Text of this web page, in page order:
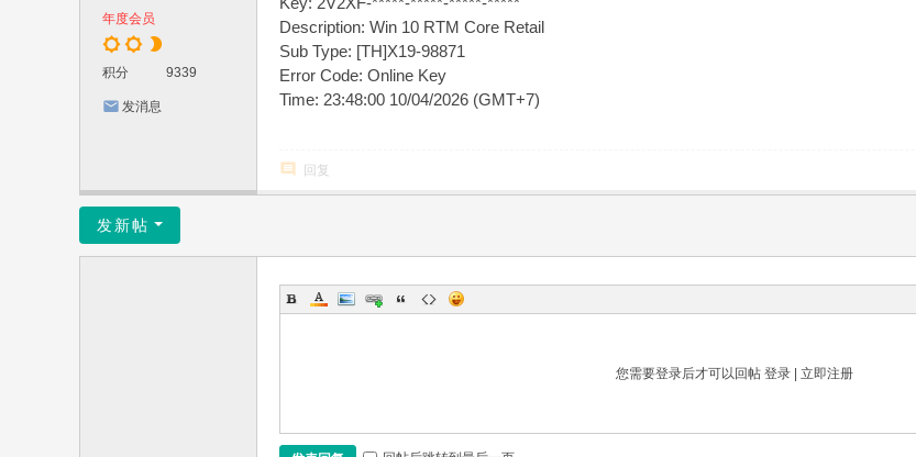
年度会员
积分 9339
发消息
Description: Win 10 RTM Core Retail
Sub Type: [TH]X19-98871
Error Code: Online Key
Time: 23:48:00 10/04/2026 (GMT+7)
回复
发新帖
您需要登录后才可以回帖 登录| 立即注册